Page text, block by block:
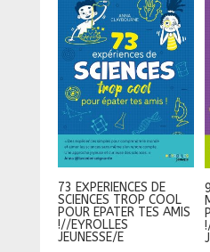
73 EXPERIENCES DE
SCIENCES TROP COOL
POUR EPATER TES AMIS
!//EYROLLES
JEUNESSE/E